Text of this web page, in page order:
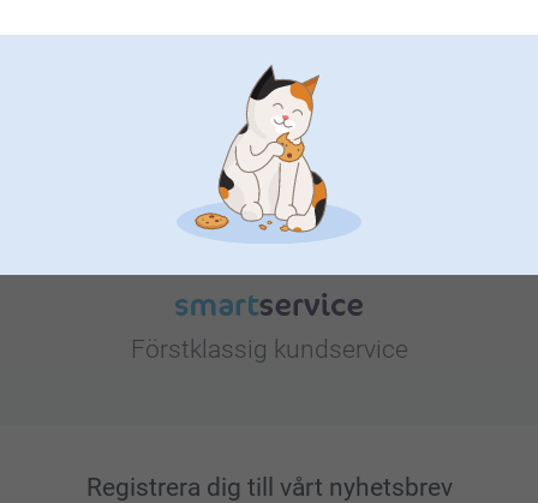
Letar du efter inspiration?
Förstklassig kundservice
Registrera dig till vårt nyhetsbrev